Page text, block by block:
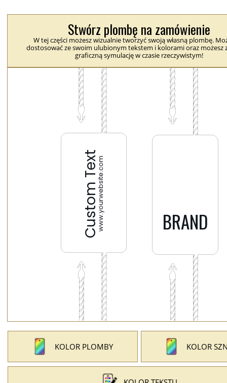
Stwórz plombę na zamówienie
W tej części możesz wizualnie tworzyć swoją własną plombę.
dostosować ze swoim ulubionym tekstem i kolorami oraz możesz
graficzną symulację w czasie rzeczywistym!
KOLOR PLOMBY KOLOR